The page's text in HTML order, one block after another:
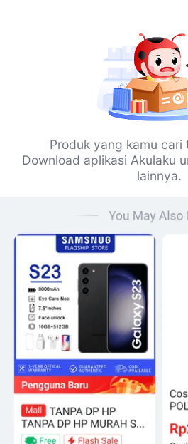
Produk yang kamu cari
Download aplikasi Akulaku
lainnya.